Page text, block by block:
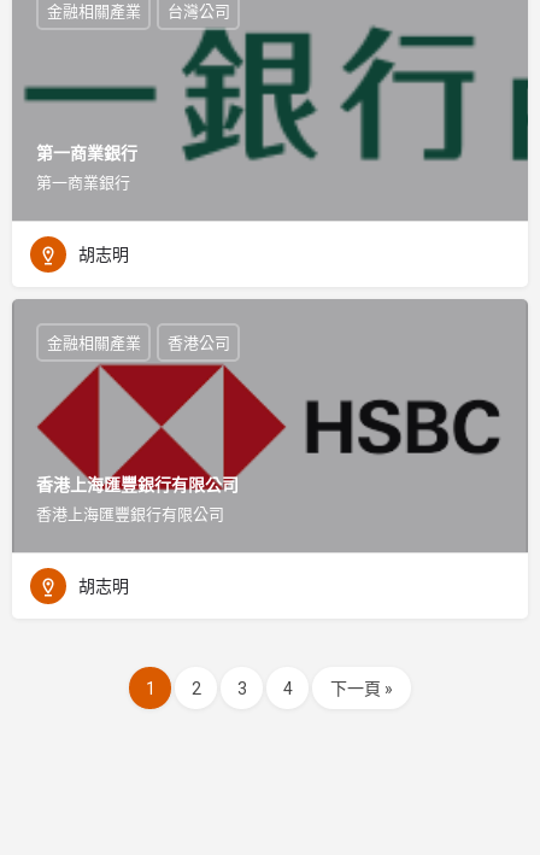
第一商業銀行
第一商業銀行
金融相關產業 台灣公司
胡志明
香港上海匯豐銀行有限公司
香港上海匯豐銀行有限公司
金融相關產業 香港公司
胡志明
1 2 3 4 下一頁 »